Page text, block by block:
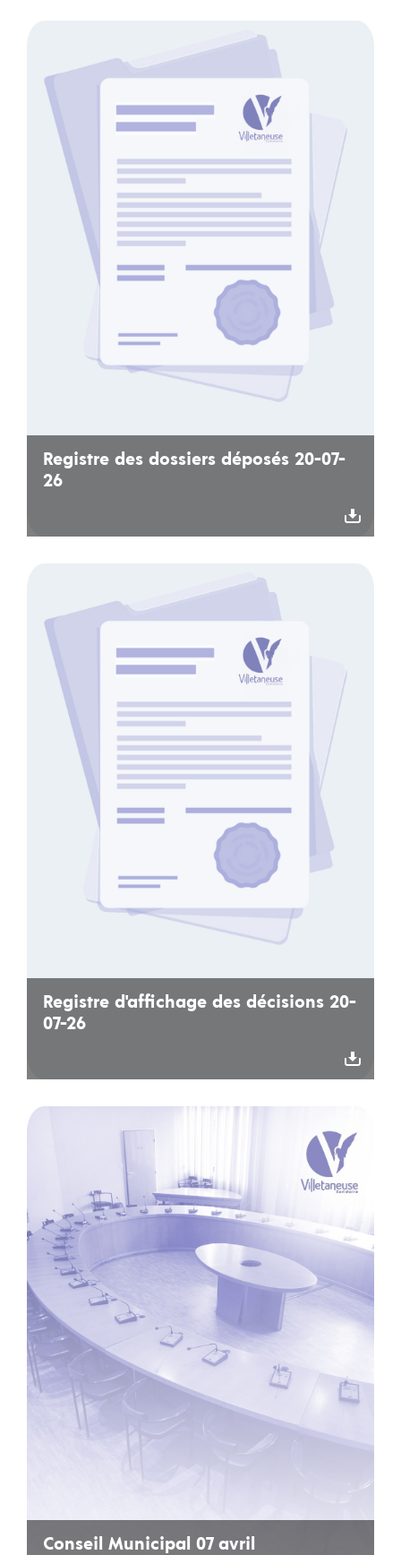
Registre des dossiers déposés 20-07-
26
Registre d'affichage des décisions 20-
07-26
Conseil Municipal 07 avril